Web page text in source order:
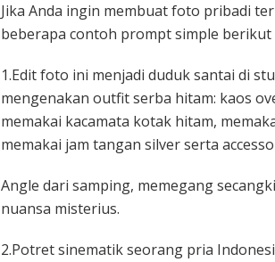
Jika Anda ingin membuat foto pribadi
beberapa contoh prompt simple berikut
1.Edit foto ini menjadi duduk santai di
mengenakan outfit serba hitam: kaos
memakai kacamata kotak hitam,
memakai jam tangan silver serta
Angle dari samping, memegang
nuansa misterius.
2.Potret sinematik seorang pria